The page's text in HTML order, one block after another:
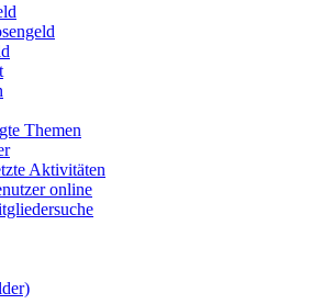
Themen
Aktivitäten
online